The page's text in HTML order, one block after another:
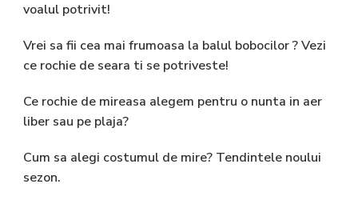
voalul potrivit!
Vrei sa fii cea mai frumoasa la balul bobocilor ? Vezi
ce rochie de seara ti se potriveste!
Ce rochie de mireasa alegem pentru o nunta in aer
liber sau pe plaja?
Cum sa alegi costumul de mire? Tendintele noului
sezon.